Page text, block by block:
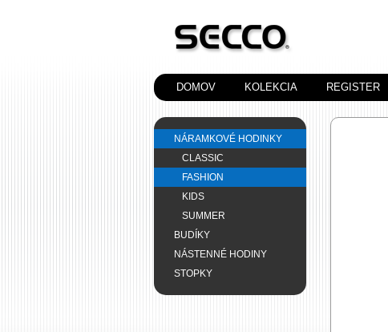
DOMOV KOLEKCIA REGISTER
NÁRAMKOVÉ HODINKY
CLASSIC
FASHION
KIDS
SUMMER
BUDÍKY
NÁSTENNÉ HODINY
STOPKY